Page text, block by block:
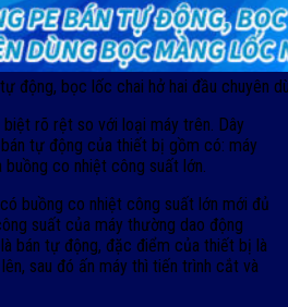
động, bọc lốc chai hở hai đầu chuyên
rõ rệt so với loại máy trên. Dây
tự động của thiết bị gồm có: máy
co nhiệt công suất lớn.
buồng co nhiệt công suất lớn mới đủ
suất của máy thường dao động
bán tự động, đặc điểm của thiết bị là
sau đó ấn máy thì tiến trình cắt và